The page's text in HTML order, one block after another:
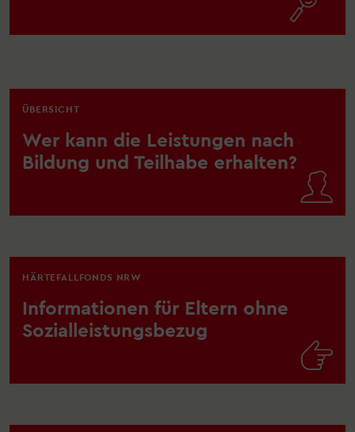
ÜBERSICHT
Wer kann die Leistungen nach
Bildung und Teilhabe erhalten?

HÄRTEFALLFONDS NRW
Informationen für Eltern ohne
Sozialleistungsbezug
